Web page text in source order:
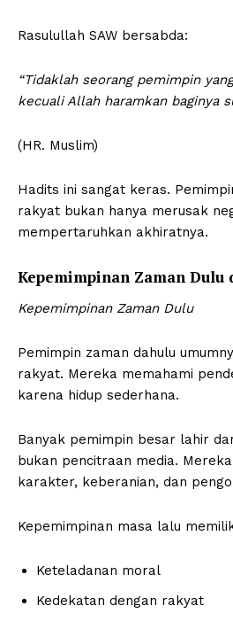
Rasulullah SAW bersabda:
“Tidaklah seorang pemimpin
kecuali Allah haramkan baginya
(HR. Muslim)
Hadits ini sangat keras.
rakyat bukan hanya merusak
mempertaruhkan akhiratnya.
Kepemimpinan Zaman Dulu
Kepemimpinan Zaman Dulu
Pemimpin zaman dahulu
rakyat. Mereka memahami
karena hidup sederhana.
Banyak pemimpin besar lahir
bukan pencitraan media.
karakter, keberanian, dan
Kepemimpinan masa lalu
Keteladanan moral
Kedekatan dengan rakyat